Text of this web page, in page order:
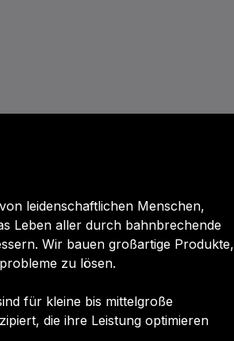
leidenschaftlichen Menschen,
Leben aller durch bahnbrechende
Wir bauen großartige Produkte,
zu lösen.
für kleine bis mittelgroße
die ihre Leistung optimieren